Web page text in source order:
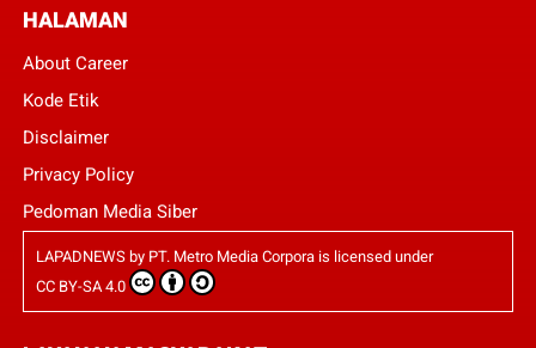
HALAMAN
About Career
Kode Etik
Disclaimer
Privacy Policy
Pedoman Media Siber
LAPADNEWSby PT. Metro Media Corporais licensed under
CC BY-SA 4.0